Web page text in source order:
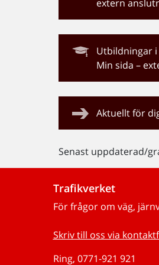
extern
Utbildningar
Min sida –
Aktuellt för
Senast uppdaterad/
Trafikverket
För frågor om väg,
Skriv till oss via
Ring, 0771-921 921